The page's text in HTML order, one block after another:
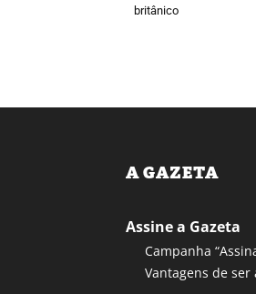
britânico
A GAZETA
Assine a Gazeta
Campanha
Vantagens de ser